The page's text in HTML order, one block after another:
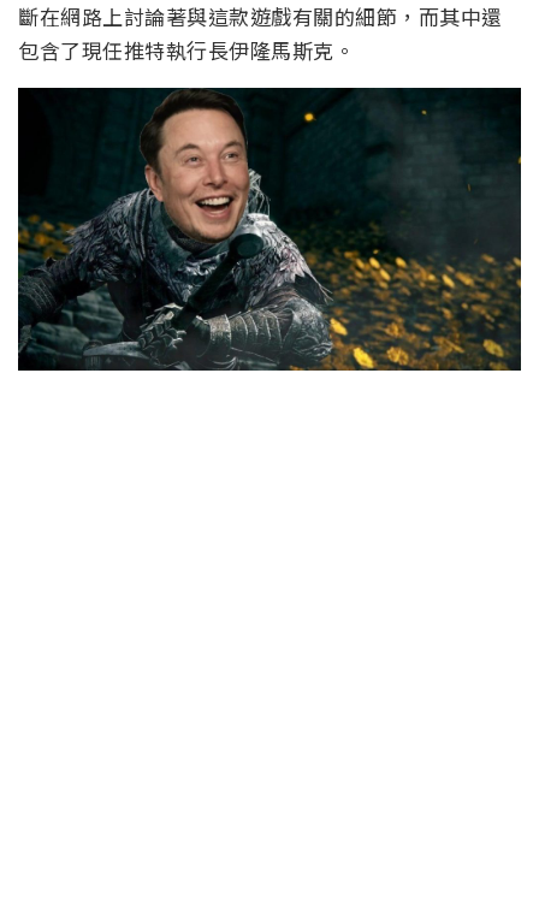
斷在網路上討論著與這款遊戲有關的細節，而其中還
包含了現任推特執行長伊隆馬斯克。